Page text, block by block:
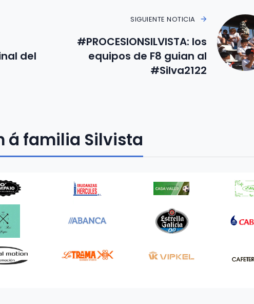
del
SIGUIENTE NOTICIA
#PROCESIONSILVISTA: los
equipos de F8 guian al
#Silva2122
á familia Silvista